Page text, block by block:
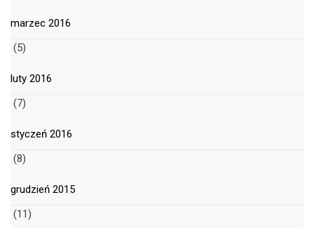
marzec 2016
(5)
luty 2016
(7)
styczeń 2016
(8)
grudzień 2015
(11)